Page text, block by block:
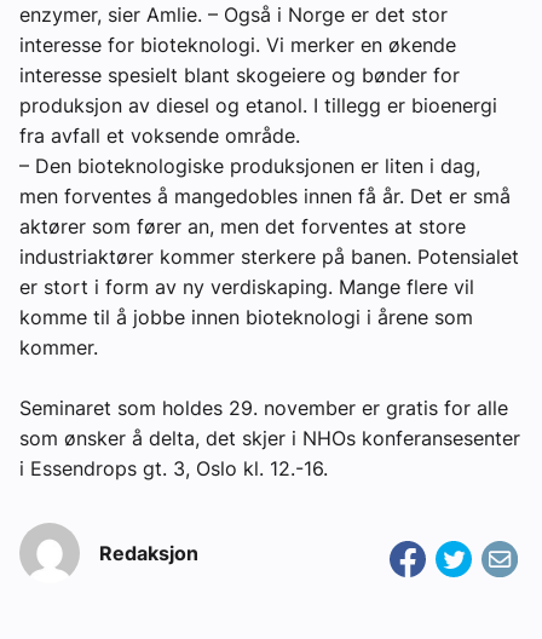
enzymer, sier Amlie. – Også i Norge er det stor
interesse for bioteknologi. Vi merker en økende
interesse spesielt blant skogeiere og bønder for
produksjon av diesel og etanol. I tillegg er bioenergi
fra avfall et voksende område.
– Den bioteknologiske produksjonen er liten i dag,
men forventes å mangedobles innen få år. Det er små
aktører som fører an, men det forventes at store
industriaktører kommer sterkere på banen. Potensialet
er stort i form av ny verdiskaping. Mange flere vil
komme til å jobbe innen bioteknologi i årene som
kommer.
Seminaret som holdes 29. november er gratis for alle
som ønsker å delta, det skjer i NHOs konferansesenter
i Essendrops gt. 3, Oslo kl. 12.-16.
Redaksjon